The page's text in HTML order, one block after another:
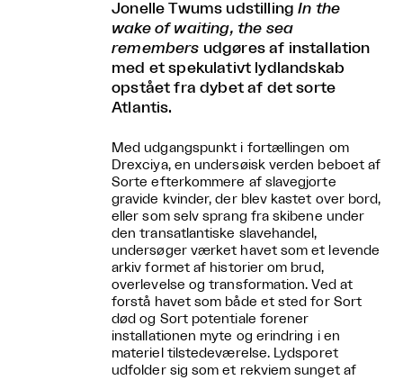
Jonelle Twums udstillingIn the
wake of waiting, the sea
remembers udgøres af installation
med et spekulativt lydlandskab
opstået fra dybet af det sorte
Atlantis.
Med udgangspunkt i fortællingen om
Drexciya, en undersøisk verden beboet af
Sorte efterkommere af slavegjorte
gravide kvinder, der blev kastet over bord,
eller som selv sprang fra skibene under
den transatlantiske slavehandel,
undersøger værket havet som et levende
arkiv formet af historier om brud,
overlevelse og transformation. Ved at
forstå havet som både et sted for Sort
død og Sort potentiale forener
installationen myte og erindring i en
materiel tilstedeværelse. Lydsporet
udfolder sig som et rekviem sunget af